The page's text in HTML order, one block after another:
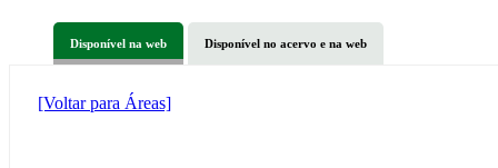
Disponível na web Disponível no acervo e na web
[Voltar para Áreas]